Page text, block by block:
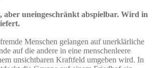
aber uneingeschränkt abspielbar. Wird in
Menschen gelangen auf unerklärliche
auf die andere in eine menschenleere
unsichtbaren Kraftfeld umgeben wird. In